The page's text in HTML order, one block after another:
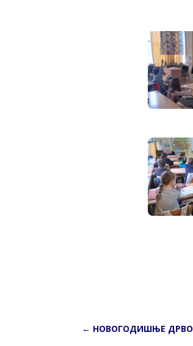
← НОВОГОДИШЊЕ ДРВО